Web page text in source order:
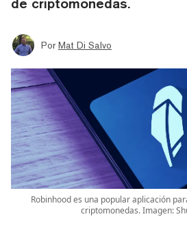
Por Mat Di Salvo
Robinhood es una popular aplicación
criptomonedas. Imagen: